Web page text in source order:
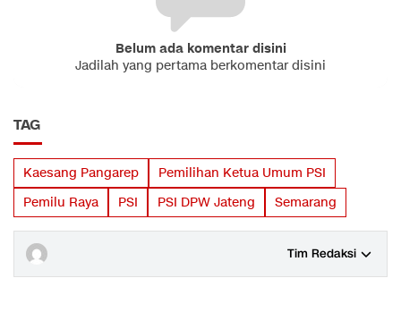
Belum ada komentar disini
Jadilah yang pertama berkomentar disini
TAG
Kaesang Pangarep
Pemilihan Ketua Umum PSI
Pemilu Raya
PSI PSI DPW Jateng Semarang
Tim Redaksi